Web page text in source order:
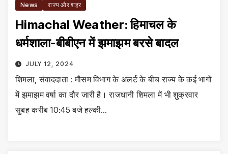
News राज्य और शहर
Himachal Weather: हिमाचल के
धर्मशाला-बीबीएन में झमाझम बरसे बादल
JULY 12, 2024
शिमला, संवाददाता : मौसम विभाग के अलर्ट के बीच राज्य के कई भागों
में झमाझम वर्षा का दौर जारी है। राजधानी शिमला में भी शुक्रवार
सुबह करीब 10:45 बजे हल्की…